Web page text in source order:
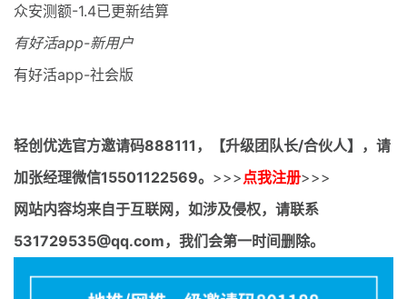
众安测额-1.4已更新结算
有好活app-新用户
有好活app-社会版
轻创优选官方邀请码888111，【升级团队长/合伙人】，请
加张经理微信15501122569。 >>> 点我注册>>>
网站内容均来自于互联网，如涉及侵权，请联系
531729535@qq.com，我们会第一时间删除。